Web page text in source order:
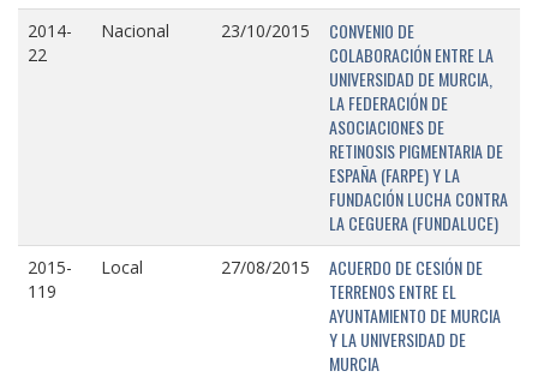
2014-
22
Nacional 23/10/2015
CONVENIO DE
COLABORACIÓN ENTRE LA
UNIVERSIDAD DE MURCIA,
LA FEDERACIÓN DE
ASOCIACIONES DE
RETINOSIS PIGMENTARIA DE
ESPAÑA (FARPE) Y LA
FUNDACIÓN LUCHA CONTRA
LA CEGUERA (FUNDALUCE)
2015-
119
Local 27/08/2015
ACUERDO DE CESIÓN DE
TERRENOS ENTRE EL
AYUNTAMIENTO DE MURCIA
Y LA UNIVERSIDAD DE
MURCIA